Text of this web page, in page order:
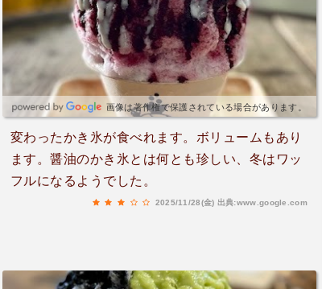
画像は著作権で保護されている場合があります。
変わったかき氷が食べれます。ボリュームもあり
ます。醤油のかき氷とは何とも珍しい、冬はワッ
フルになるようでした。
2025/11/28(金) 出典:www.google.com